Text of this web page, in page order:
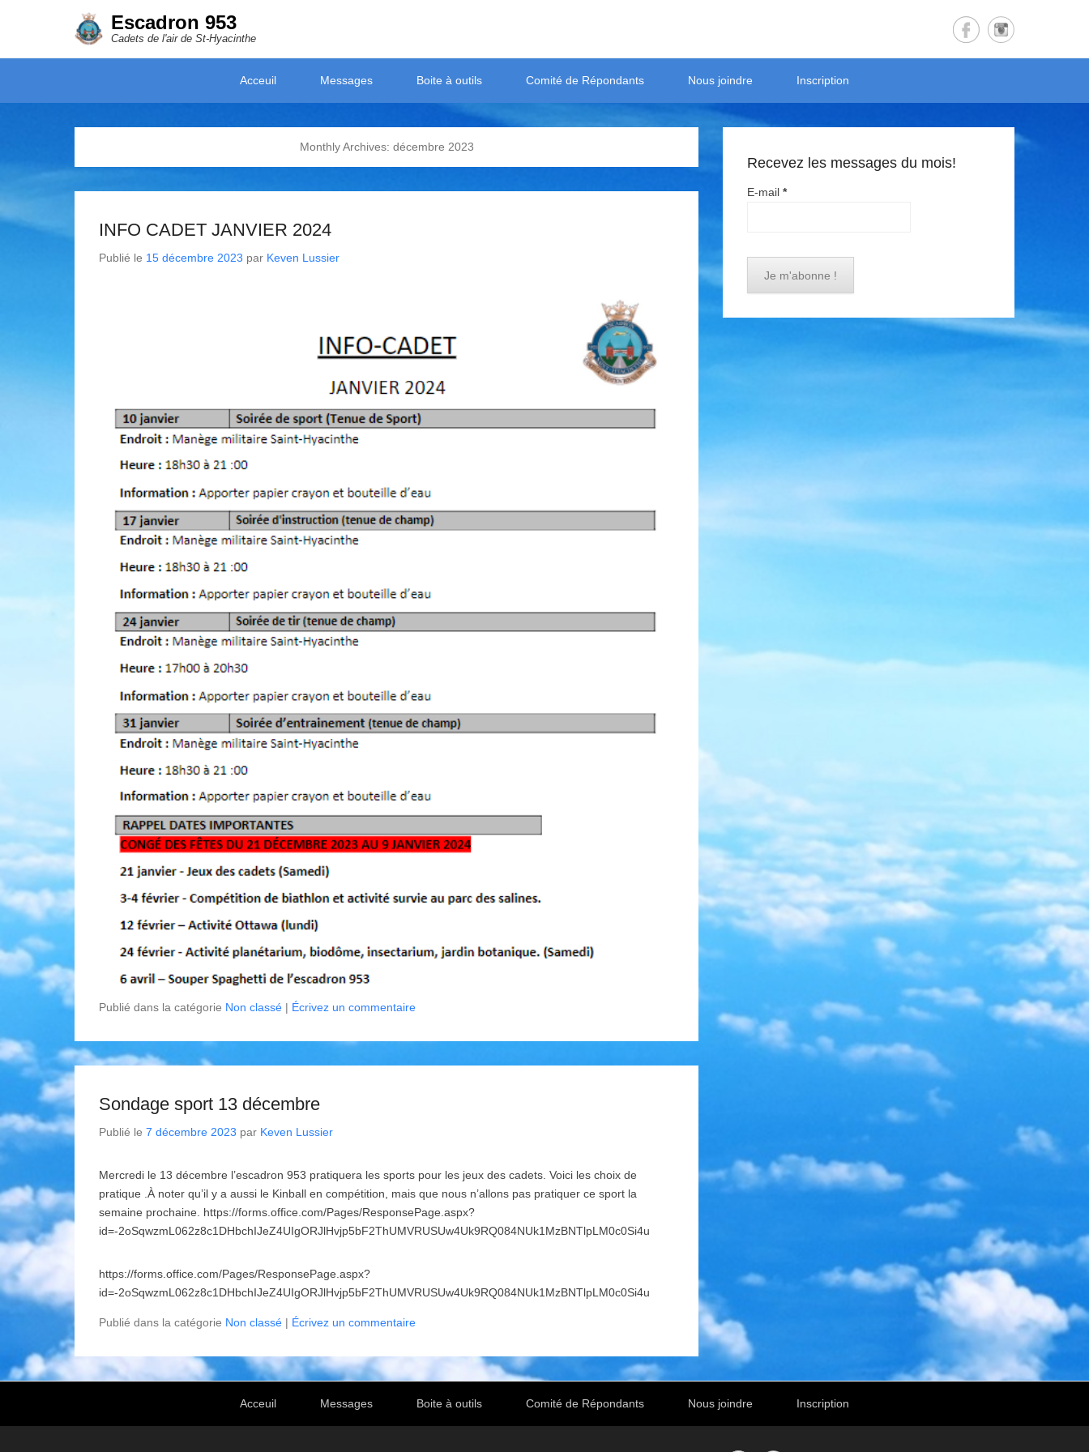
Escadron 953
Cadets de l'air de St-Hyacinthe
Acceuil
Messages Boite à outils Comité de Répondants Nous joindre Inscription
Monthly Archives: décembre 2023
INFO CADET JANVIER 2024
Publié le 15 décembre 2023 par Keven Lussier
Publié dans la catégorie Non classé | Écrivez un commentaire
Sondage sport 13 décembre
Publié le 7 décembre 2023 par Keven Lussier
Mercredi le 13 décembre l’escadron 953 pratiquera les sports pour les jeux des cadets. Voici les choix de
pratique .À noter qu’il y a aussi le Kinball en compétition, mais que nous n’allons pas pratiquer ce sport la
semaine prochaine. https://forms.office.com/Pages/ResponsePage.aspx?
id=-2oSqwzmL062z8c1DHbchIJeZ4UIgORJlHvjp5bF2ThUMVRUSUw4Uk9RQ084NUk1MzBNTlpLM0c0Si4u
https://forms.office.com/Pages/ResponsePage.aspx?
id=-2oSqwzmL062z8c1DHbchIJeZ4UIgORJlHvjp5bF2ThUMVRUSUw4Uk9RQ084NUk1MzBNTlpLM0c0Si4u
Publié dans la catégorie Non classé | Écrivez un commentaire
Recevez les messages du mois!
E-mail *
Acceuil
Messages Boite à outils Comité de Répondants Nous joindre Inscription